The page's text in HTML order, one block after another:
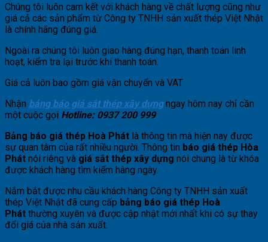
Chúng tôi luôn cam kết với khách hàng về chất lượng cũng như
giá cả các sản phẩm từ Công ty TNHH sản xuất thép Việt Nhật
là chính hãng đúng giá.
Ngoài ra chúng tôi luôn giao hàng đúng hạn, thanh toán linh
hoạt, kiểm tra lại trước khi thanh toán.
Giá cả luôn bao gồm giá vận chuyển và VAT
Nhận bảng báo giá sắt thép xây dựngngay hôm nay chỉ cần
một cuộc gọi Hotline: 0937 200 999
Bảng báo giá thép Hoà Phát là thông tin mà hiện nay được
sự quan tâm của rất nhiều người. Thông tin báo giá thép Hòa
Phát nói riêng và giá sắt thép xây dựng nói chung là từ khóa
được khách hàng tìm kiếm hàng ngày.
Nắm bắt được nhu cầu khách hàng Công ty TNHH sản xuất
thép Việt Nhật đã cung cấp bảng báo giá thép Hoà
Phát thường xuyên và được cập nhật mới nhất khi có sự thay
đổi giá của nhà sản xuất.